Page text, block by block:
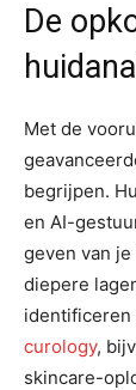
De
Met de
begrijpen.
en AI-
geven van
diepere
identificeren
curology,
skincare-